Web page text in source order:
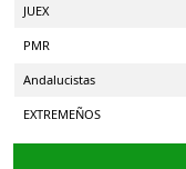
JUEX
PMR
Andalucistas
EXTREMEÑOS